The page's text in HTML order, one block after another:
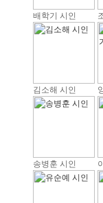
배학기 시인
김소해 시인
송병훈 시인